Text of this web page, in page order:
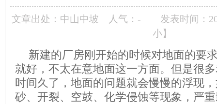
文章出处：中山中坡 人气： -
发表时间：
小】
新建的厂房刚开始的时候对地面的要
就好，不太在意地面这一方面。但是很
时间久了，地面的问题就会慢慢的浮现
砂、开裂、空鼓、化学侵蚀等现象，严